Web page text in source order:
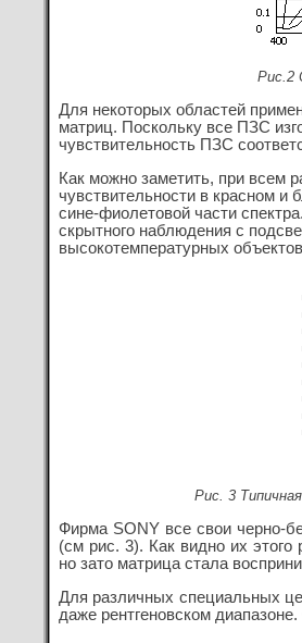
Рис.2
Для некоторых областей
матриц. Поскольку все ПЗС
чувствительность ПЗС
Как можно заметить, при всем
чувствительности в красном
сине-фиолетовой части
скрытного наблюдения с
высокотемпературных
Рис. 3
Фирма SONY все свои черно-
(см рис. 3). Как видно их
но зато матрица стала
Для различных специальных
даже рентгеновском